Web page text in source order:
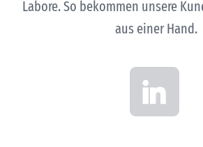
Labore. So bekommen unsere
aus einer Hand.